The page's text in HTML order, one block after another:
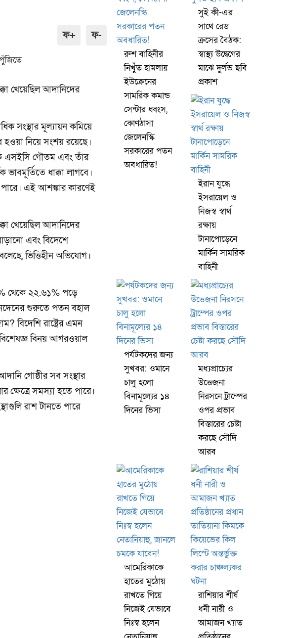
ফ+ ফ-
খেয়েছিল আদানিদের
সংস্থার মূল্যায়ন কমিয়ে
হওয়া নিয়ে সংশয় রয়েছে।
এসইসি গৌতম এবং তাঁর
ধাক্কা লাগবে।
পারে। এই আশঙ্কার কারণেই
খেয়েছিল আদানিদের
এবং বিদেশে
ভিত্তিহীন অভিযোগ।
থেকে ২২.৬১% পড়ে
শুরুতে পতন বহাল
বিদেশি রাষ্ট্রের এমন
বিনয় আগরওয়াল
গোষ্ঠীর সব সংস্থার
সমস্যা হতে পারে।
রাশ টানতে পারে
রুশ বাহিনীর
নিখুঁত হামলায়
ইউক্রেনের
সামরিক কমান্ড
সেন্টার ধ্বংস,
কোণঠাসা
জেলেনস্কি
সরকারের পতন
অবধারিত!
সুই কী-এর
সাথে রেড
ক্রসের বৈঠক:
স্বাস্থ্য উদ্বেগের
মাঝে দুর্লভ ছবি
প্রকাশ
ইরান যুদ্ধে
ইসরায়েল ও
নিজস্ব স্বার্থ
রক্ষায়
টানাপোড়েনে
মার্কিন সামরিক
বাহিনী
পর্যটকদের জন্য
সুখবর: ওমানে
চালু হলো
বিনামূল্যের ১৪
দিনের ভিসা
মধ্যপ্রাচ্যের
উত্তেজনা
নিরসনে ট্রাম্পের
ওপর প্রভাব
বিস্তারের চেষ্টা
করছে সৌদি
আরব
আমেরিকাকে
হাতের মুঠোয়
রাখতে গিয়ে
নিজেই যেভাবে
নিঃস্ব হলেন
রাশিয়ার শীর্ষ
ধনী নারী ও
আমাজন খ্যাত